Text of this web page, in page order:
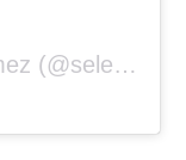
(@selenagomez) on